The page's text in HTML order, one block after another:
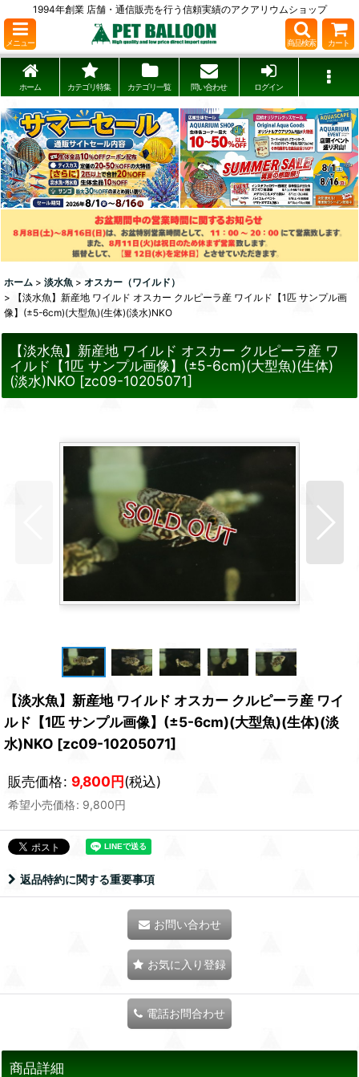
1994年創業 店舗・通信販売を行う信頼実績のアクアリウムショップ
メニュー 商品検索 カート
ホーム カテゴリ特集 カテゴリ一覧 問い合わせ ログイン
ホーム > 淡水魚 > オスカー（ワイルド）
>
【淡水魚】新産地 ワイルド オスカー クルピーラ産 ワイルド【1匹 サンプル画
像】(±5-6cm)(大型魚)(生体)(淡水)NKO
【淡水魚】新産地 ワイルド オスカー クルピーラ産 ワ
イルド【1匹 サンプル画像】(±5-6cm)(大型魚)(生体)
(淡水)NKO [zc09-10205071]
【淡水魚】新産地 ワイルド オスカー クルピーラ産 ワイ
ルド【1匹 サンプル画像】(±5-6cm)(大型魚)(生体)(淡
水)NKO [zc09-10205071]
販売価格: 9,800円(税込)
希望小売価格: 9,800円
返品特約に関する重要事項
お問い合わせ
お気に入り登録
電話お問合わせ
商品詳細